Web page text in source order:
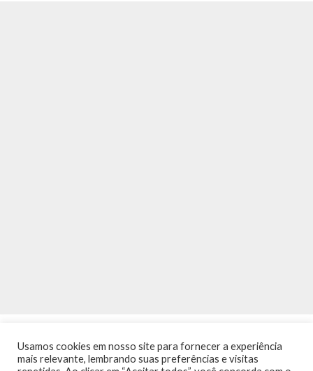
Usamos cookies em nosso site para fornecer a experiência
mais relevante, lembrando suas preferências e visitas